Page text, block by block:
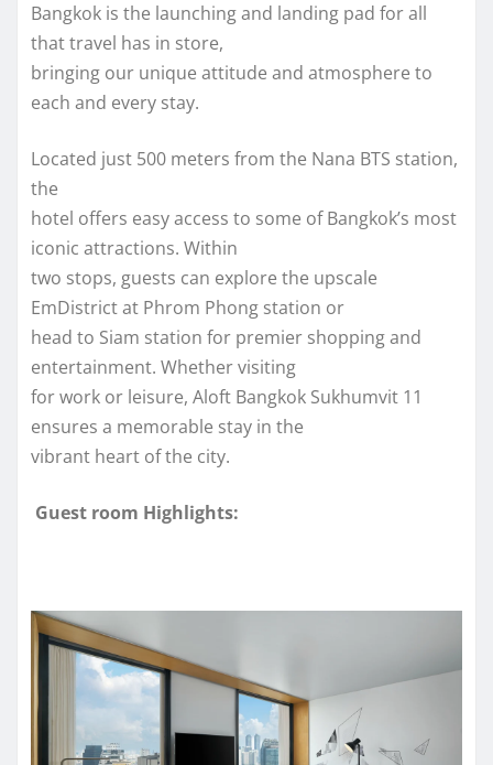
Bangkok is the launching and landing pad for all
that travel has in store,
bringing our unique attitude and atmosphere to
each and every stay.
Located just 500 meters from the Nana BTS station,
the
hotel offers easy access to some of Bangkok’s most
iconic attractions. Within
two stops, guests can explore the upscale
EmDistrict at Phrom Phong station or
head to Siam station for premier shopping and
entertainment. Whether visiting
for work or leisure, Aloft Bangkok Sukhumvit 11
ensures a memorable stay in the
vibrant heart of the city.
Guest room Highlights: